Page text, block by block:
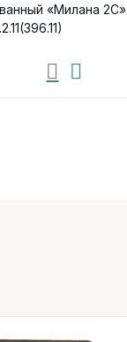
«Милана 2С»